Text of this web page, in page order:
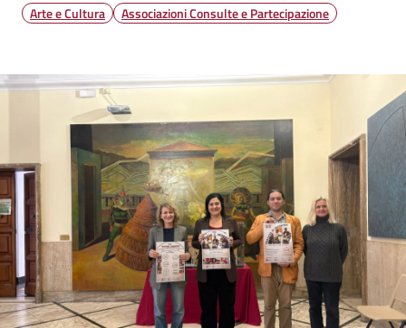
Arte e Cultura Associazioni Consulte e Partecipazione